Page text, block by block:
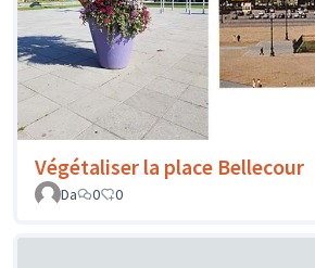
Végétaliser la place Bellecour
Da
0 0